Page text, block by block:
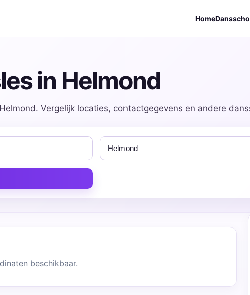
Home
in Helmond
Vergelijk locaties, contactgegevens en andere
beschikbaar.